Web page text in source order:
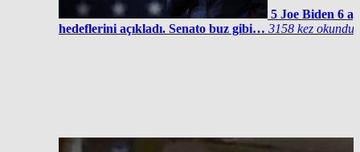
5 Joe Biden 6
hedeflerini açıkladı. Senato buz gibi… 3158 kez okundu